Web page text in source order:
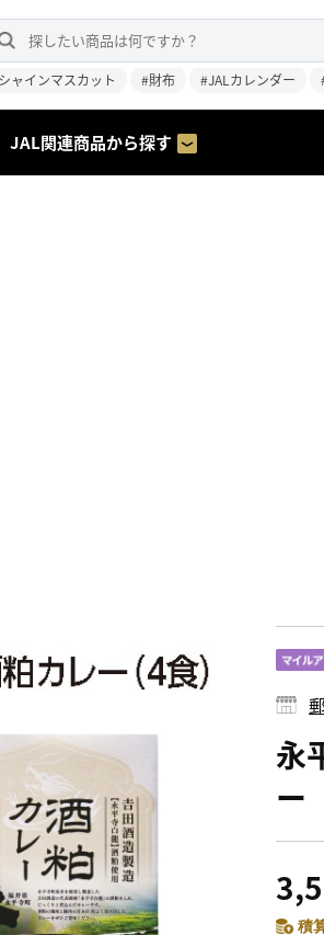
ャインマスカット #財布 #JALカレンダー
JAL関連商品から探す
永
ー
積